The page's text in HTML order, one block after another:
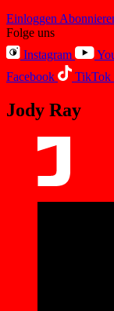
Einloggen
Folge uns
Instagram
Facebook
TikTok
Jody Ray